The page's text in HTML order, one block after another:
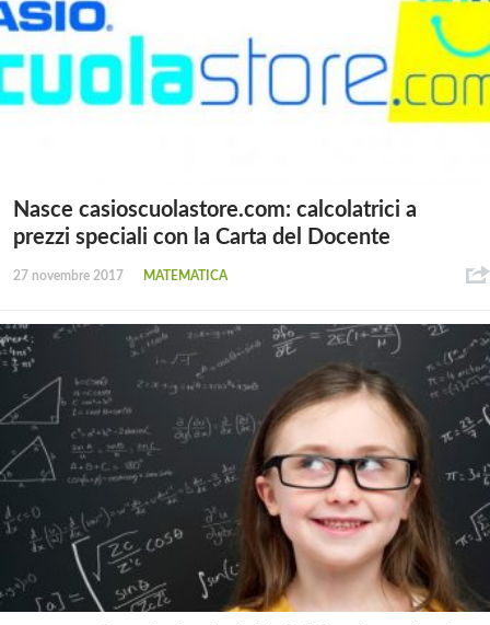
Nasce casioscuolastore.com: calcolatrici a
prezzi speciali con la Carta del Docente
27 novembre 2017 MATEMATICA